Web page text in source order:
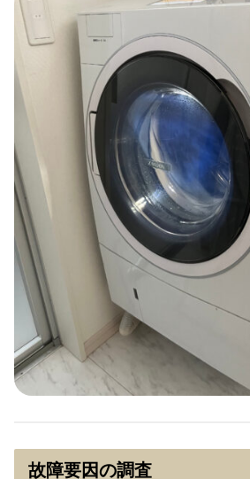
故障要因の調査